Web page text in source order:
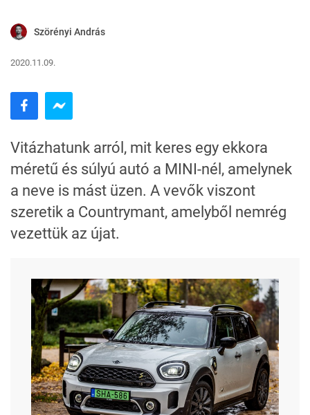
Szörényi András
2020.11.09.
Vitázhatunk arról, mit keres egy ekkora
méretű és súlyú autó a MINI-nél, amelynek
a neve is mást üzen. A vevők viszont
szeretik a Countrymant, amelyből nemrég
vezettük az újat.